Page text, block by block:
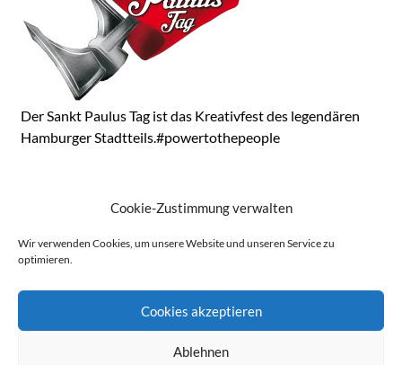
Cookie-Zustimmung verwalten
Wir verwenden Cookies, um unsere Website und unseren Service zu
optimieren.
Cookies akzeptieren
Ablehnen
Der Sankt Paulus Tag ist das Kreativfest des legendären
Hamburger Stadtteils.#powertothepeople
Ausrichter: St. Pauli Bürgerverein von 1847, Round
Table 84 St. Pauli sowie viele Künstler aus dem Viertel